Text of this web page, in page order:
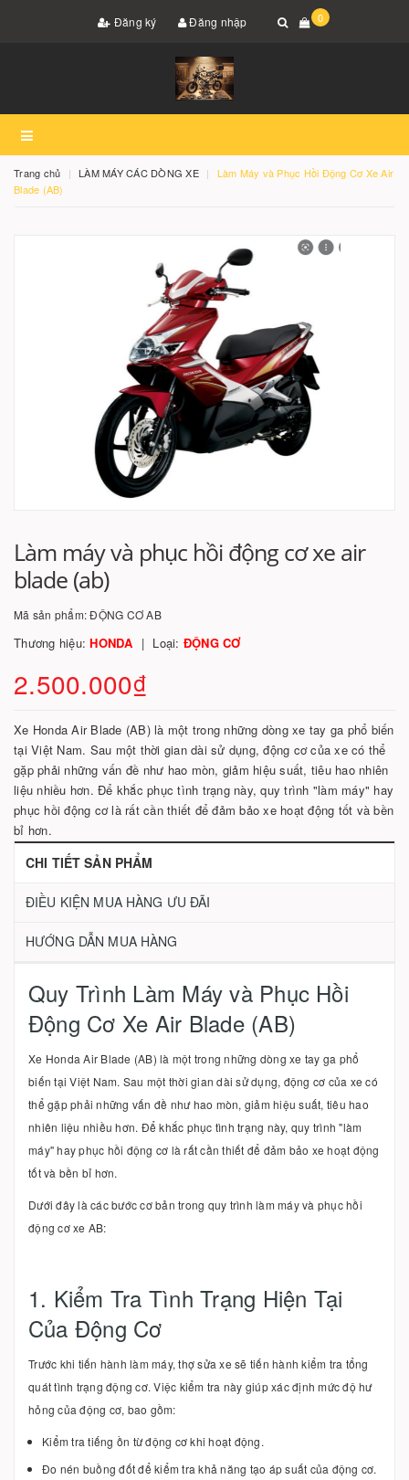
Đăng ký Đăng nhập 0
Trang chủ LÀM MÁY CÁC DÒNG XE
Làm Máy và Phục Hồi Động Cơ Xe Air
Blade (AB)
Làm máy và phục hồi động cơ xe air
blade (ab)
Mã sản phẩm:ĐỘNG CƠ AB
Thương hiệu:HONDA Loại: ĐỘNG CƠ
2.500.000₫
Xe Honda Air Blade (AB) là một trong những dòng xe tay ga phổ biến
tại Việt Nam. Sau một thời gian dài sử dụng, động cơ của xe có thể
gặp phải những vấn đề như hao mòn, giảm hiệu suất, tiêu hao nhiên
liệu nhiều hơn. Để khắc phục tình trạng này, quy trình "làm máy" hay
phục hồi động cơ là rất cần thiết để đảm bảo xe hoạt động tốt và bền
bỉ hơn.
CHI TIẾT SẢN PHẨM
ĐIỀU KIỆN MUA HÀNG ƯU ĐÃI
HƯỚNG DẪN MUA HÀNG
Quy Trình Làm Máy và Phục Hồi
Động Cơ Xe Air Blade (AB)
Xe Honda Air Blade (AB) là một trong những dòng xe tay ga phổ
biến tại Việt Nam. Sau một thời gian dài sử dụng, động cơ của xe có
thể gặp phải những vấn đề như hao mòn, giảm hiệu suất, tiêu hao
nhiên liệu nhiều hơn. Để khắc phục tình trạng này, quy trình "làm
máy" hay phục hồi động cơ là rất cần thiết để đảm bảo xe hoạt động
tốt và bền bỉ hơn.
Dưới đây là các bước cơ bản trong quy trình làm máy và phục hồi
động cơ xe AB:
1. Kiểm Tra Tình Trạng Hiện Tại
Của Động Cơ
Trước khi tiến hành làm máy, thợ sửa xe sẽ tiến hành kiểm tra tổng
quát tình trạng động cơ. Việc kiểm tra này giúp xác định mức độ hư
hỏng của động cơ, bao gồm:
Kiểm tra tiếng ồn từ động cơ khi hoạt động.
Đo nén buồng đốt để kiểm tra khả năng tạo áp suất của động cơ.